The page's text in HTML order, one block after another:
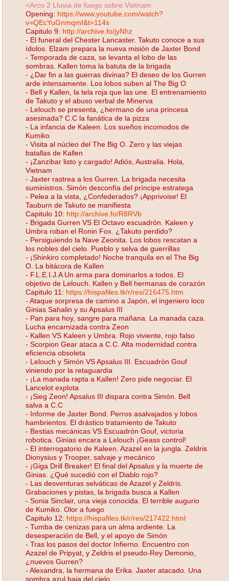
<Arco 2 Lluvia de fuego sobre Vietnam
Opening: https://www.youtube.com/watch?
v=QEcYuGnmqmI&t=114s
Capitulo 9: http://archive.fo/jyNhz
- El funeral del Chester Lancaster. Takuto conoce a sus
ídolos. Elzam prepara la nueva misión de Jaxter Bond
- Temporada de caza, se levanta el lobo de las
sombras. Kallen toma la batuta de la brigada
- ¿Dar fin a las guerras divinas? El deseo de los Gurren
arde intensamente. Los lobos suben al The Big O
- Bell y Kallen, la tela roja que las une. El entrenamiento
de Takuto y el abuso verbal de Minerva
- Lelouch se presenta, ¿hermano de una princesa
asesinada? C.C la fanática de la pizza
- La infancia de Kaleen. Los sueños incomodos de
Kumiko
- Visita al núcleo del The Big O. Zero y las viejas
batallas de Kallen
- ¡Zanzibar listo y cargado! Adiós, Australia. Hola,
Vietnam
- Jaxter rastrea a los Gurren. La brigada necesita
suministros. Simón desconfía del príncipe estratega
- Pelea a la vista, ¿Confederados? ¡Apprivoise! El
Tauburn de Takuto se manifiesta
Capitulo 10: http://archive.fo/R8RVb
- Brigada Gurren VS El Octavo escuadrón. Kaleen y
Umbra roban el Ronin Fox. ¿Takuto perdido?
- Persiguiendo la Nave Zeonita. Los lobos rescatan a
los nobles del cielo. Pueblo y selva de guerrillas
- ¡Shinkiro completado! Noche tranquila en el The Big
O. La bitácora de Kallen
- F.L.E.I.J.A Un arma para dominarlos a todos. El
objetivo de Lelouch. Kallen y Bell hermanas de corazón
Capitulo 11: https://hispafiles.tk/r/res/216475.htm
- Ataque sorpresa de camino a Japón, el ingeniero loco
Ginias Sahalin y su Apsalus III
- Pan para hoy, sangre para mañana. La manada caza.
Lucha encarnizada contra Zeon
- Kallen VS Kaleen y Umbra. Rojo viviente, rojo falso
- Scorpion Gear ataca a C.C. Alta modernidad contra
eficiencia obsoleta
- Lelouch y Simón VS Apsalus III. Escuadrón Gouf
viniendo por la retaguardia
- ¡La manada rapta a Kallen! Zero pide negociar. El
Lancelot explota
- ¡Sieg Zeon! Apsalus III dispara contra Simón. Bell
salva a C.C
- Informe de Jaxter Bond. Perros asalvajados y lobos
hambrientos. El drástico tratamiento de Takuto
- Bestias mecánicas VS Escuadrón Gouf, victoria
robotica. Ginias encara a Lelouch ¡Geass control!
- El interrogatorio de Kaleen. Azazel en la jungla. Zeldris
Dionysius y Trooper, salvaje y mecánico
- ¡Giga Drill Breaker! El final del Apsalus y la muerte de
Ginias. ¿Qué sucedió con el Diablo rojo?
- Las desventuras selváticas de Azazel y Zeldris.
Grabaciones y pistas, la brigada busca a Kallen
- Sonia Sinclair, una vieja conocida. El terrible augurio
de Kumiko. Olor a fuego
Capitulo 12: https://hispafiles.tk/r/res/217422.html
- Tumba de cenizas para un alma ardiente. La
desesperación de Bell, y el apoyo de Simón
- Tras los pasos del doctor Infierno. Encuentro con
Azazel de Pripyat, y Zeldris el pseudo-Rey Demonio,
¿nuevos Gurren?
- Alexandra, la hermana de Erika. Jaxter atacado. Una
sombra azul baja del cielo